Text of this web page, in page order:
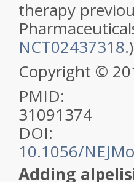
therapy
NCT02437318
Copyright ©
PMID:
31091374
DOI:
10.1056/
Adding